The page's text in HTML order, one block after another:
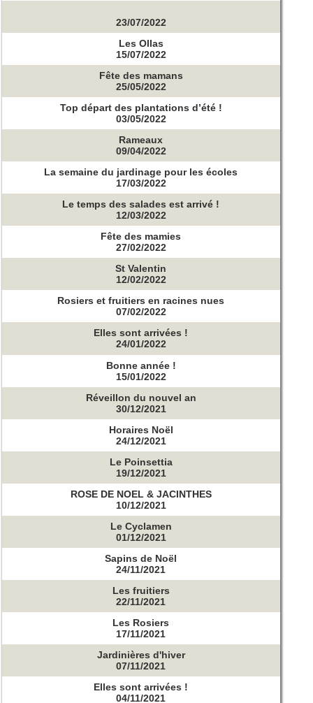
23/07/2022
Les Ollas
15/07/2022
Fête des mamans
25/05/2022
Top départ des plantations d’été !
03/05/2022
Rameaux
09/04/2022
La semaine du jardinage pour les écoles
17/03/2022
Le temps des salades est arrivé !
12/03/2022
Fête des mamies
27/02/2022
St Valentin
12/02/2022
Rosiers et fruitiers en racines nues
07/02/2022
Elles sont arrivées !
24/01/2022
Bonne année !
15/01/2022
Réveillon du nouvel an
30/12/2021
Horaires Noël
24/12/2021
Le Poinsettia
19/12/2021
ROSE DE NOEL & JACINTHES
10/12/2021
Le Cyclamen
01/12/2021
Sapins de Noël
24/11/2021
Les fruitiers
22/11/2021
Les Rosiers
17/11/2021
Jardinières d'hiver
07/11/2021
Elles sont arrivées !
04/11/2021